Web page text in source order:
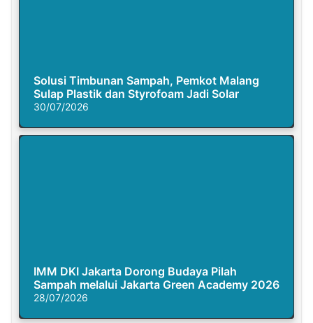
Solusi Timbunan Sampah, Pemkot Malang
Sulap Plastik dan Styrofoam Jadi Solar
30/07/2026
IMM DKI Jakarta Dorong Budaya Pilah
Sampah melalui Jakarta Green Academy 2026
28/07/2026